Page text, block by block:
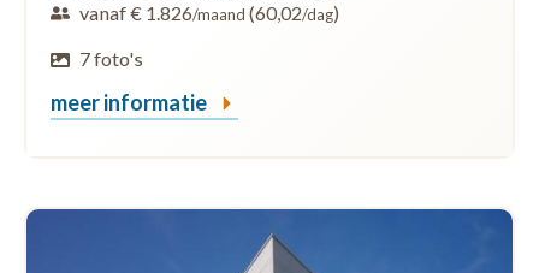
vanaf € 1.826/maand (60,02/dag)
7 foto's
meer informatie